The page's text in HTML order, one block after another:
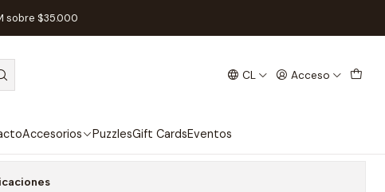
CL Acceso
Accesorios PuzzlesGift CardsEventos
sobre $35.000
- Español
de favoritos